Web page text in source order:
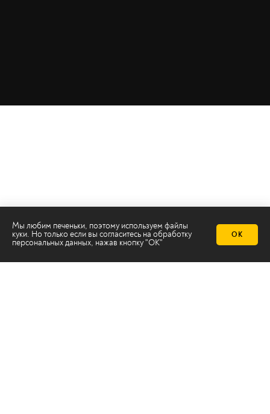
Мы любим печеньки, поэтому используем файлы
куки. Но только если вы согласитесь на обработку
персональных данных, нажав кнопку "ОК"
ОК